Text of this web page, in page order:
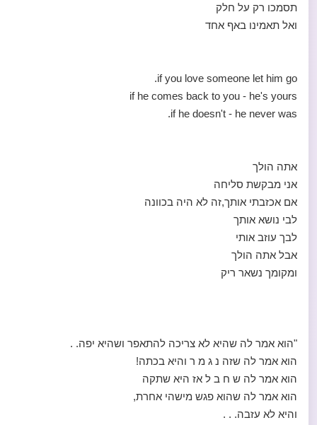
תסמכו רק על חלק
ואל תאמינו באף אחד
if you love someone let him go.
if he comes back to you - he's yours
if he doesn't - he never was.
אתה הולך
אני מבקשת סליחה
אם אכזבתי אותך,זה לא היה בכוונה
לבי נושא אותך
לבך עוזב אותי
אבל אתה הולך
ומקומך נשאר ריק
"הוא אמר לה שהיא לא צריכה להתאפר ושהיא יפה. .
הוא אמר לה שזה נ ג מ ר והיא בכתה!
הוא אמר לה ש ח ב ל אז היא שתקה
הוא אמר לה שהוא פגש מישהי אחרת,
והיא לא עזבה. . .